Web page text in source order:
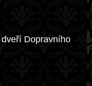
Dopravního